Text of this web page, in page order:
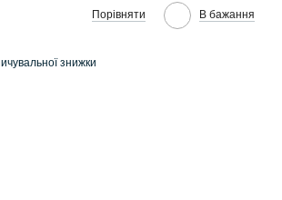
Порівняти В бажання
знижки